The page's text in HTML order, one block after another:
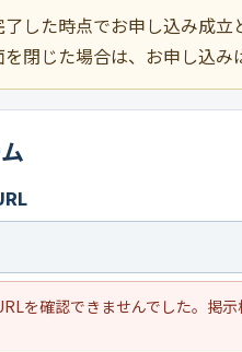
した時点でお申し込み成
閉じた場合は、お申し込み
を確認できませんでした。掲